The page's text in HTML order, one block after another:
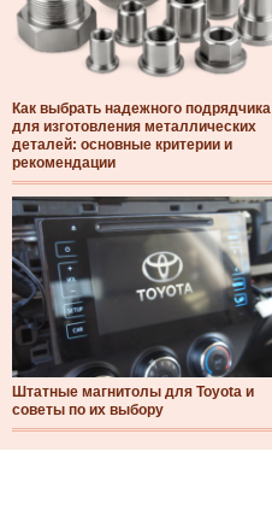
Как выбрать надежного подрядчика
для изготовления металлических
деталей: основные критерии и
рекомендации
Штатные магнитолы для Toyota и
советы по их выбору